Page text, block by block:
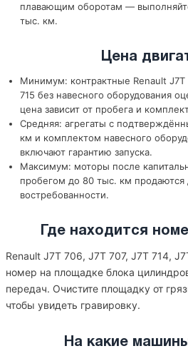
плавающим оборотам —
тыс. км.
Цена
Минимум: контрактные Renault J7T
715 без навесного оборудования
цена зависит от пробега и
Средняя: агрегаты с
км и комплектом навесного
включают гарантию запуска.
Максимум: моторы после
пробегом до 80 тыс. км
востребованности.
Где находится
Renault J7T 706, J7T 707, J7T 714,
номер на площадке блока
передач. Очистите площадку от
чтобы увидеть гравировку.
На какие